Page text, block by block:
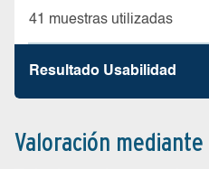
41 muestras utilizadas
Resultado Usabilidad
Valoración